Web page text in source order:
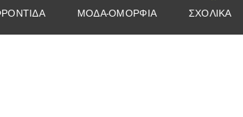
ΜΟΔΑ-ΟΜΟΡΦΙΑ ΣΧΟΛΙΚΑ